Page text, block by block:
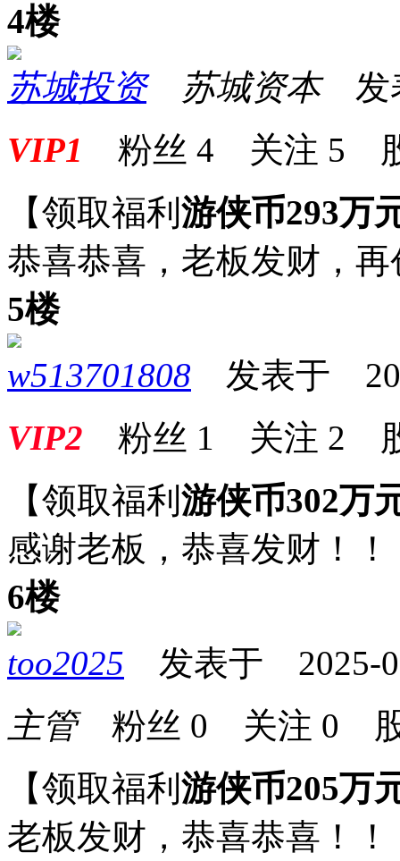
4楼
苏城投资
苏城资本发
VIP1 粉丝 4 关注 5
【领取福利 游侠币293万
恭喜恭喜，老板发财，再
5楼
w513701808 发表于
VIP2 粉丝 1 关注 2
【领取福利 游侠币302万
感谢老板，恭喜发财！
6楼
too2025 发表于 2025-
主管粉丝 0 关注 0
【领取福利 游侠币205万
老板发财，恭喜恭喜！！